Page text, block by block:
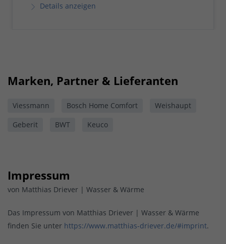
Details anzeigen
Marken, Partner & Lieferanten
Viessmann Bosch Home Comfort
Weishaupt
Geberit
BWT Keuco
Impressum
von Matthias Driever | Wasser & Wärme
Das Impressum von Matthias Driever | Wasser & Wärme
finden Sie unter https://www.matthias-driever.de/#imprint.